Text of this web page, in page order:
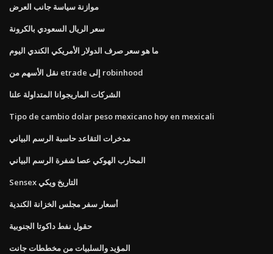
موازنة سياسة جانب العرض
سعر الريال السعودي بالكرونة
ما هو سعر صرف الدولار الأمريكي الكندي اليوم
نقل الأسهم من etrade إلى robinhood
الشركات الماريجوانا المتداولة علنا
Tipo de cambio dolar peso mexicano hoy en mexicali
مدخرات التقاعد حاسبة الرسم البياني
المحارب الهوكي عصا شفرة الرسم البياني
Sensex التاريخ ويكي
أسعار سفر مجلس الخزانة الكندية
حقول نفط داكوتا الجنوبية
المؤيد والسلبيات من مخططات جانت